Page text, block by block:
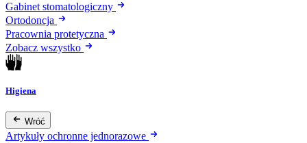
Gabinet stomatologiczny
Ortodoncja
Pracownia protetyczna
Zobacz wszystko
Higiena
Wróć
Artykuły ochronne jednorazowe